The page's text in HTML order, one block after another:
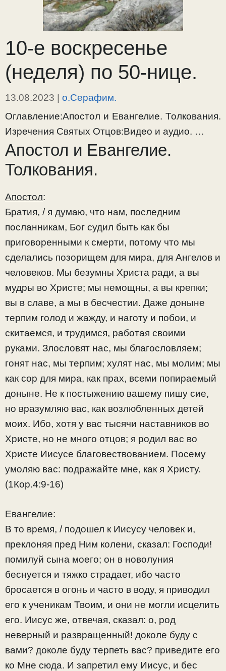
10-е воскресенье
(неделя) по 50-нице.
13.08.2023 | о.Серафим.
Оглавление:Апостол и Евангелие. Толкования.
Изречения Святых Отцов:Видео и аудио. …
Апостол и Евангелие.
Толкования.
Апостол:
Братия, / я думаю, что нам, последним
посланникам, Бог судил быть как бы
приговоренными к смерти, потому что мы
сделались позорищем для мира, для Ангелов и
человеков. Мы безумны Христа ради, а вы
мудры во Христе; мы немощны, а вы крепки;
вы в славе, а мы в бесчестии. Даже доныне
терпим голод и жажду, и наготу и побои, и
скитаемся, и трудимся, работая своими
руками. Злословят нас, мы благословляем;
гонят нас, мы терпим; хулят нас, мы молим; мы
как сор для мира, как прах, всеми попираемый
доныне. Не к постыжению вашему пишу сие,
но вразумляю вас, как возлюбленных детей
моих. Ибо, хотя у вас тысячи наставников во
Христе, но не много отцов; я родил вас во
Христе Иисусе благовествованием. Посему
умоляю вас: подражайте мне, как я Христу.
(1Кор.4:9-16)
Евангелие:
В то время, / подошел к Иисусу человек и,
преклоняя пред Ним колени, сказал: Господи!
помилуй сына моего; он в новолуния
беснуется и тяжко страдает, ибо часто
бросается в огонь и часто в воду, я приводил
его к ученикам Твоим, и они не могли исцелить
его. Иисус же, отвечая, сказал: о, род
неверный и развращенный! доколе буду с
вами? доколе буду терпеть вас? приведите его
ко Мне сюда. И запретил ему Иисус, и бес